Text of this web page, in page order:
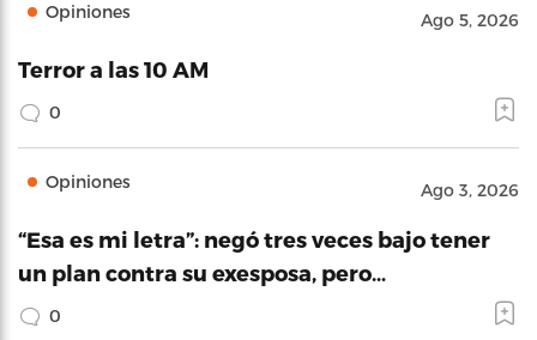
Opiniones Ago 5, 2026
Terror a las 10 AM
0
Opiniones Ago 3, 2026
“Esa es mi letra”: negó tres veces bajo tener
un plan contra su exesposa, pero…
0